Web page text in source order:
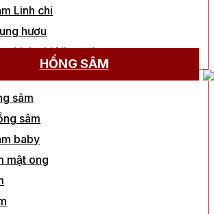
Linh chi
hươu
Linh chi Nhung hươu
HỒNG SÂM
sâm
sâm
baby
mật ong